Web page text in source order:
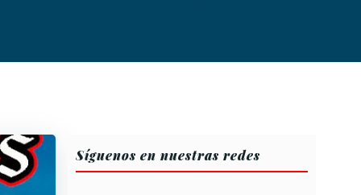
Síguenos en nuestras redes